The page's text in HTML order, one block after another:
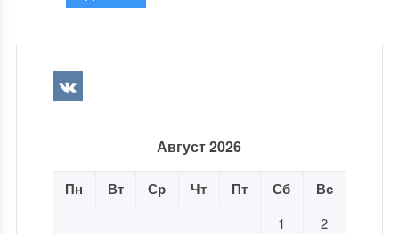
Август 2026
Пн Вт Ср Чт Пт Сб Вс
1
2